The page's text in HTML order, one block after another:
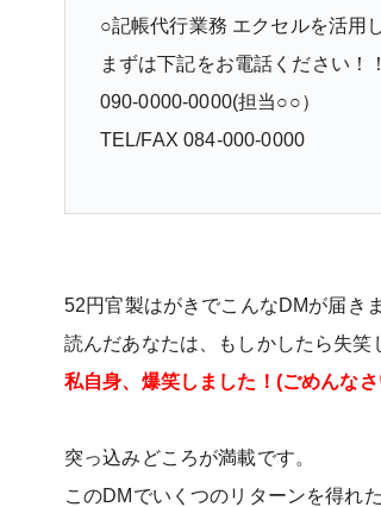
○記帳代行業務 エクセルを活用
まずは下記をお電話ください！！
090-0000-0000(担当○○）
TEL/FAX 084-000-0000
52円官製はがきでこんなDMが届き
読んだあなたは、もしかしたら失笑
私自身、爆笑しました！(ごめんな
突っ込みどころが満載です。
このDMでいくつのリターンを得れ